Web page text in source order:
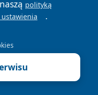
polityką
.